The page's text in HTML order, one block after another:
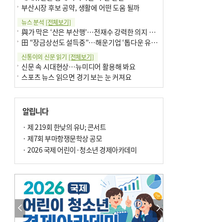
부산시장 후보 공약, 생활에 어떤 도움 될까
뉴스 분석 [전체보기]
與가 막은 ‘산은 부산행’…전재수 강력한 의지 표명 없인 공염불
田 “장금상선도 설득중”…해운기업 ‘톱다운 유치전’ 가속
신통이의 신문 읽기 [전체보기]
신문 속 시대현상…뉴미디어 활용해 봐요
스포츠 뉴스 읽으면 경기 보는 눈 커져요
구·군 승진 축하화분 관행 없애자니 소상공인 울상
팩트체크[전체보기]
의령 한우산 털중나리
한 손 뉴스[전체보기]
시민이 개발한 폭염 대응 앱 ‘그늘로’ 길안내 지도 등 인기
골목 맛집 발굴 고메 셀렉션…부산시, 페스티벌 시월 연계
알립니다
· 제 219회 한낮의 유U; 콘서트
· 제7회 부마항쟁문학상 공모
· 2026 국제 어린이·청소년 경제아카데미